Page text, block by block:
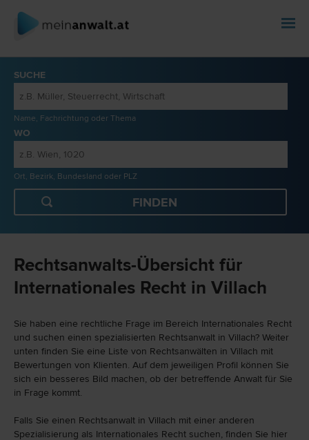
SUCHE
Name, Fachrichtung oder Thema
WO
Ort, Bezirk, Bundesland oder PLZ
Rechtsanwalts-Übersicht für
Internationales Recht in Villach
Sie haben eine rechtliche Frage im Bereich Internationales Recht
und suchen einen spezialisierten Rechtsanwalt in Villach? Weiter
unten finden Sie eine Liste von Rechtsanwälten in Villach mit
Bewertungen von Klienten. Auf dem jeweiligen Profil können Sie
sich ein besseres Bild machen, ob der betreffende Anwalt für Sie
in Frage kommt.
Falls Sie einen Rechtsanwalt in Villach mit einer anderen
Spezialisierung als Internationales Recht suchen, finden Sie hier